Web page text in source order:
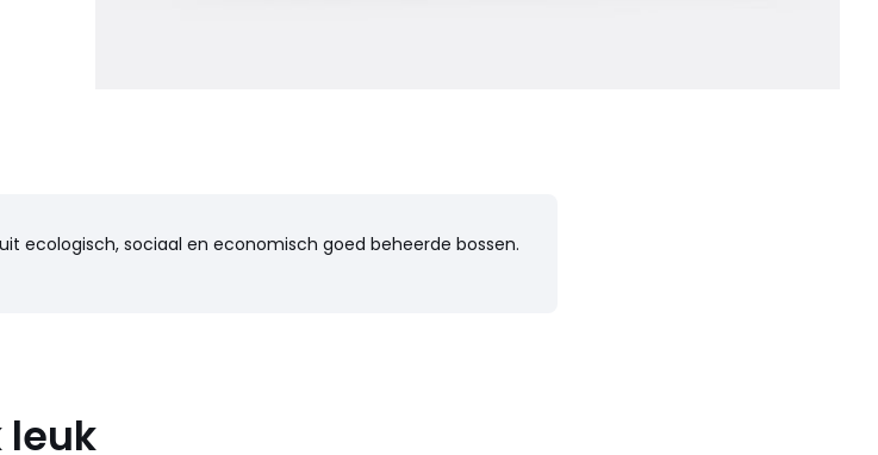
ecologisch, sociaal en economisch goed beheerde bossen.
leuk